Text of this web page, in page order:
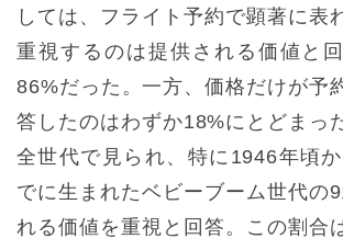
しては、フライト予約で顕著に表
重視するのは提供される価値と
86%だった。一方、価格だけが予
答したのはわずか18%にとどまっ
全世代で見られ、特に1946年頃
でに生まれたベビーブーム世代の
れる価値を重視と回答。この割合